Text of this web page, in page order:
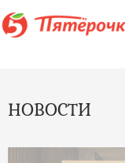
НОВОСТИ